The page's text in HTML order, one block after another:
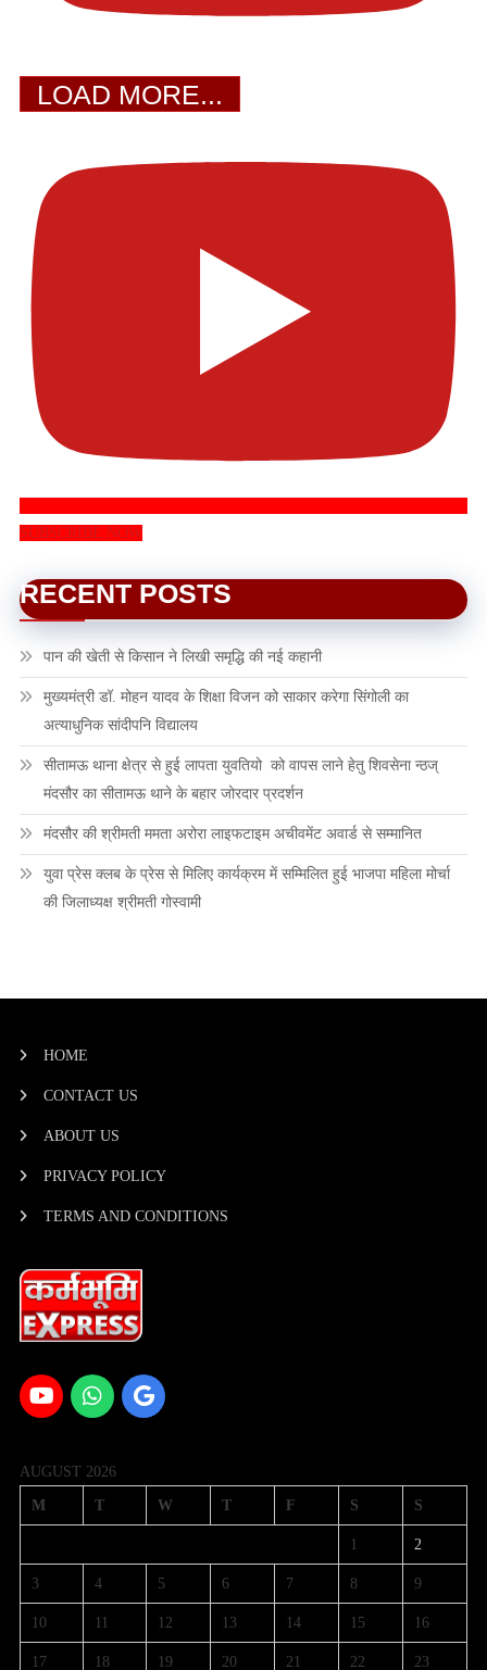
LOAD MORE...
SUBSCRIBE NOW
RECENT POSTS
पान की खेती से किसान ने लिखी समृद्धि की नई कहानी
मुख्यमंत्री डॉ. मोहन यादव के शिक्षा विजन को साकार करेगा सिंगोली का
अत्याधुनिक सांदीपनि विद्यालय
सीतामऊ थाना क्षेत्र से हुई लापता युवतियो को वापस लाने हेतु शिवसेना न्ठज्
मंदसौर का सीतामऊ थाने के बहार जोरदार प्रदर्शन
मंदसौर की श्रीमती ममता अरोरा लाइफटाइम अचीवमेंट अवार्ड से सम्मानित
युवा प्रेस क्लब के प्रेस से मिलिए कार्यक्रम में सम्मिलित हुई भाजपा महिला मोर्चा
की जिलाध्यक्ष श्रीमती गोस्वामी
HOME
CONTACT US
ABOUT US
PRIVACY POLICY
TERMS AND CONDITIONS
AUGUST 2026
M T W T F S S
1 2
3 4 5 6 7 8 9
10 11 12 13 14 15 16
17 18 19 20 21 22 23